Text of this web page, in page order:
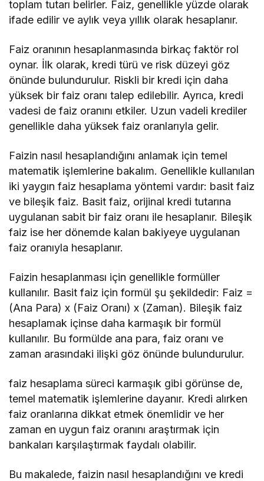
toplam tutarı belirler. Faiz, genellikle yüzde olarak
ifade edilir ve aylık veya yıllık olarak hesaplanır.
Faiz oranının hesaplanmasında birkaç faktör rol
oynar. İlk olarak, kredi türü ve risk düzeyi göz
önünde bulundurulur. Riskli bir kredi için daha
yüksek bir faiz oranı talep edilebilir. Ayrıca, kredi
vadesi de faiz oranını etkiler. Uzun vadeli krediler
genellikle daha yüksek faiz oranlarıyla gelir.
Faizin nasıl hesaplandığını anlamak için temel
matematik işlemlerine bakalım. Genellikle kullanılan
iki yaygın faiz hesaplama yöntemi vardır: basit faiz
ve bileşik faiz. Basit faiz, orijinal kredi tutarına
uygulanan sabit bir faiz oranı ile hesaplanır. Bileşik
faiz ise her dönemde kalan bakiyeye uygulanan
faiz oranıyla hesaplanır.
Faizin hesaplanması için genellikle formüller
kullanılır. Basit faiz için formül şu şekildedir: Faiz =
(Ana Para) x (Faiz Oranı) x (Zaman). Bileşik faiz
hesaplamak içinse daha karmaşık bir formül
kullanılır. Bu formülde ana para, faiz oranı ve
zaman arasındaki ilişki göz önünde bulundurulur.
faiz hesaplama süreci karmaşık gibi görünse de,
temel matematik işlemlerine dayanır. Kredi alırken
faiz oranlarına dikkat etmek önemlidir ve her
zaman en uygun faiz oranını araştırmak için
bankaları karşılaştırmak faydalı olabilir.
Bu makalede, faizin nasıl hesaplandığını ve kredi